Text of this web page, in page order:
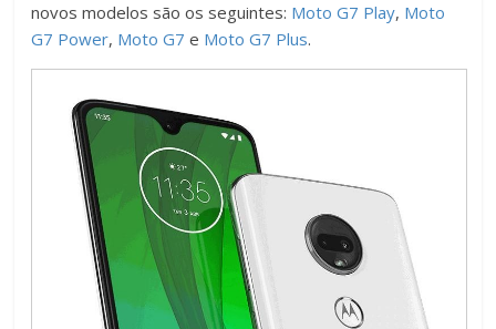
novos modelos são os seguintes: Moto G7 Play, Moto
G7 Power, Moto G7 e Moto G7 Plus.